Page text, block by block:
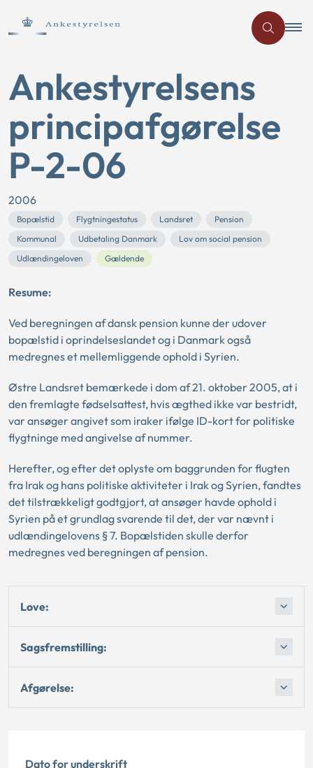
Ankestyrelsens
principafgørelse
P-2-06
2006
Bopælstid Flygtningestatus Landsret
Pension
Kommunal
Udbetaling Danmark
Lov om social pension
Udlændingeloven
Gældende
Resume:
Ved beregningen af dansk pension kunne der udover
bopælstid i oprindelseslandet og i Danmark også
medregnes et mellemliggende ophold i Syrien.
Østre Landsret bemærkede i dom af 21. oktober 2005, at i
den fremlagte fødselsattest, hvis ægthed ikke var bestridt,
var ansøger angivet som iraker ifølge ID-kort for politiske
flygtninge med angivelse af nummer.
Herefter, og efter det oplyste om baggrunden for flugten
fra Irak og hans politiske aktiviteter i Irak og Syrien, fandtes
det tilstrækkeligt godtgjort, at ansøger havde ophold i
Syrien på et grundlag svarende til det, der var nævnt i
udlændingelovens § 7. Bopælstiden skulle derfor
medregnes ved beregningen af pension.
Love:
Sagsfremstilling:
Afgørelse:
Dato for underskrift